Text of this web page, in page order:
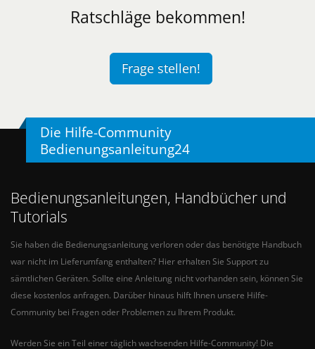
Ratschläge bekommen!
Frage stellen!
Die Hilfe-Community
Bedienungsanleitung24
Bedienungsanleitungen, Handbücher und
Tutorials
Sie haben die Bedienungsanleitung verloren oder das benötigte Handbuch
war nicht im Lieferumfang enthalten? Hier erhalten Sie Support zu
sämtlichen Geräten. Sollte eine Anleitung nicht vorhanden sein, können Sie
diese kostenlos anfragen. Darüber hinaus hilft Ihnen unsere Hilfe-
Community bei Fragen oder Problemen zu Ihrem Produkt.
Werden Sie ein Teil einer täglich wachsenden Hilfe-Community! Die